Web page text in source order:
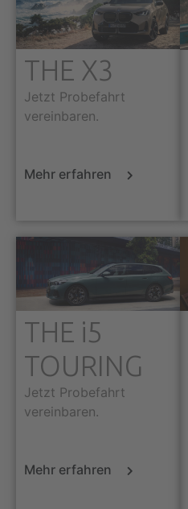
THE X3
Jetzt Probefahrt
vereinbaren.
Mehr erfahren
THE i5
TOURING
Jetzt Probefahrt
vereinbaren.
Mehr erfahren